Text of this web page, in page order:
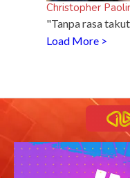
Christopher
"Tanpa rasa
Load More >